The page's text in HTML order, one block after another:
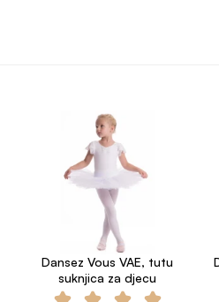
Dansez Vous VAE, tutu
suknjica za djecu